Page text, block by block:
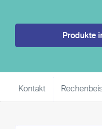
Produkte
Kontakt